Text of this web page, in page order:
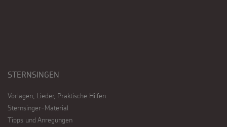
STERNSINGEN
Vorlagen, Lieder, Praktische Hilfen
Sternsinger-Material
Tipps und Anregungen